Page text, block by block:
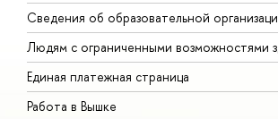
Сведения об образовательной
Людям с ограниченными возможностями
Единая платежная страница
Работа в Вышке